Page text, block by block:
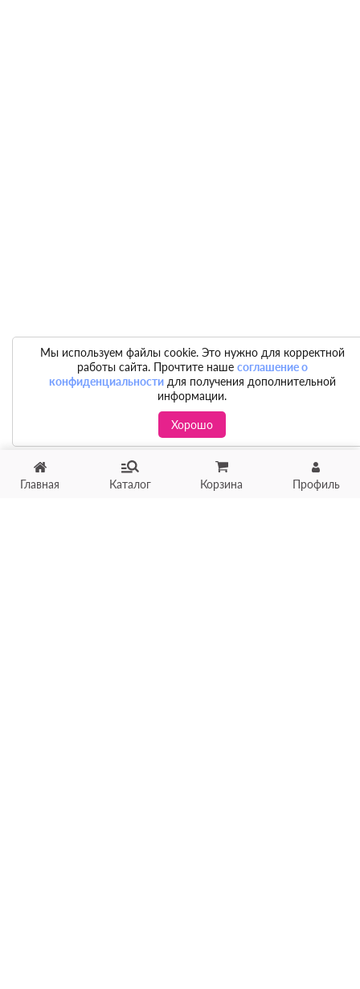
Главная Каталог Корзина Профиль
Мы используем файлы cookie. Это нужно для корректной
работы сайта. Прочтите наше соглашение о
конфиденциальностидля получения дополнительной
информации.
Хорошо